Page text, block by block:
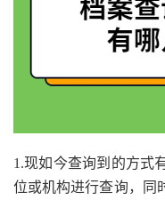
1.现如今查询到的方式
位或机构进行查询，同